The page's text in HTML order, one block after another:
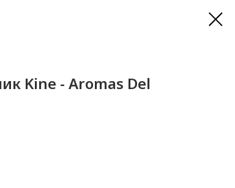
Kine - Aromas Del